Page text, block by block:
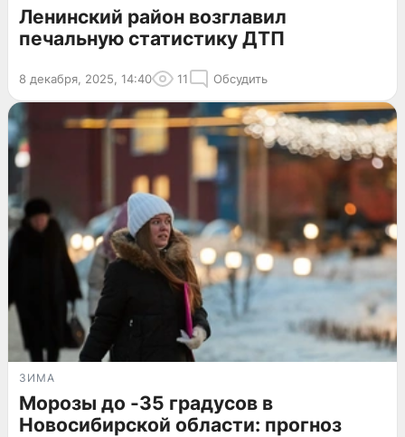
Ленинский район возглавил
печальную статистику ДТП
8 декабря, 2025, 14:40 11 Обсудить
ЗИМА
Морозы до -35 градусов в
Новосибирской области: прогноз